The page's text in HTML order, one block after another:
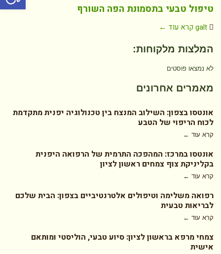
טיפול טבעי בתסמונת הפה השורף
galt קרא עוד ←
המלצות מלקוחות:
לא נמצאו פוסטים
מאמרים אחרונים
אונטסו בצפון: השילוב המנצח בין טכנולוגיה יפנית מתקדמת
לכוח הריפוי של הטבע
קרא עוד ←
אונטסו במרכז: המהפכה התרמית של הרפואה היפנית
בקליניקת צוף צמחים ראשון לציון
קרא עוד ←
רפואה משלימה וטיפולים אלטרנטיביים בצפון: הבית שלכם
לבריאות טבעית
קרא עוד ←
צמחי מרפא בראשון לציון: סיוע טבעי, הוליסטי ומותאם
אישית